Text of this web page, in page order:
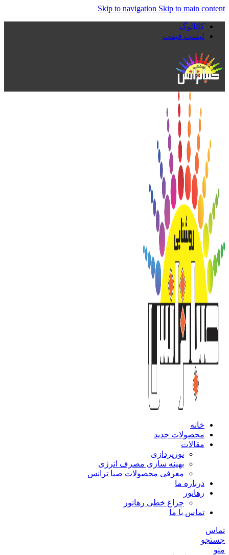
Skip to navigation Skip to main content
کاتالوگ
لیست قیمت
خانه
محصولات جدید
مقالات
نورپردازی
بهینه سازی مصرف انرژی
معرفی محصولات صبا ترانس
درباره ما
رهانور
چراغ خطی رهانور
تماس با ما
تماس
جستجو
منو